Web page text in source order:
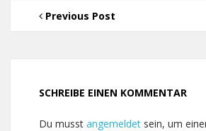
Previous Post
SCHREIBE EINEN KOMMENTAR
Du musst angemeldet sein, um